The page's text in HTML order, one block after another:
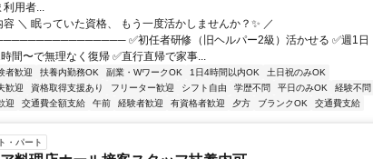
利用者...
容 ＼ 眠っていた資格、 もう一度活かしませんか？✨ ／
✅初任者研修（旧ヘルパー2級）活かせる ✅週1日
間〜で無理なく復帰 ✅直行直帰で家事...
者歓迎 扶養内勤務OK 副業・WワークOK 1日4時間以内OK
土日祝のみOK
歓迎
資格取得支援あり フリーター歓迎 シフト自由 学歴不問 平日のみOK
経験不問
迎
交通費全額支給 午前 経験者歓迎 有資格者歓迎 夕方 ブランクOK 交通費支給
・パート